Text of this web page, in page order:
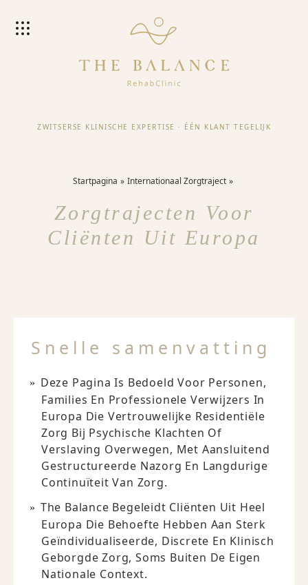
ZWITSERSE KLINISCHE EXPERTISE · ÉÉN KLANT TEGELIJK
Startpagina Internationaal Zorgtraject
Zorgtrajecten Voor
Cliënten Uit Europa
Snelle samenvatting
Deze Pagina Is Bedoeld Voor Personen,
Families En Professionele Verwijzers In
Europa Die Vertrouwelijke Residentiële
Zorg Bij Psychische Klachten Of
Verslaving Overwegen, Met Aansluitend
Gestructureerde Nazorg En Langdurige
Continuïteit Van Zorg.
The Balance Begeleidt Cliënten Uit Heel
Europa Die Behoefte Hebben Aan Sterk
Geïndividualiseerde, Discrete En Klinisch
Geborgde Zorg, Soms Buiten De Eigen
Nationale Context.